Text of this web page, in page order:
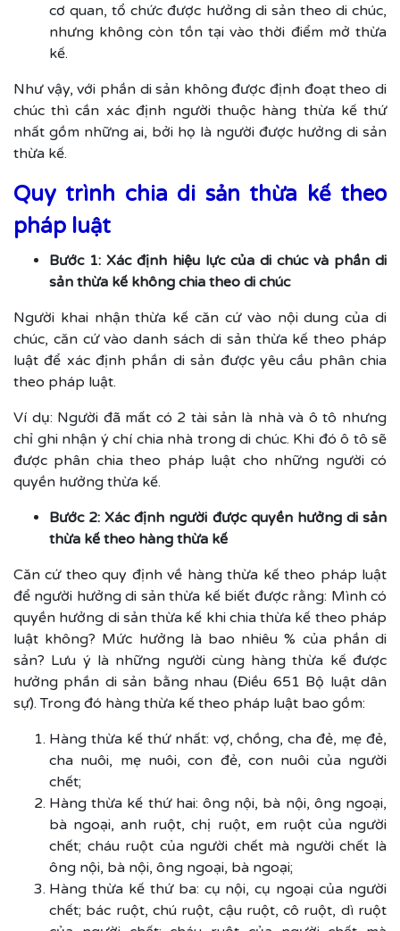
cơ quan, tổ chức được hưởng di sản theo di chúc,
nhưng không còn tồn tại vào thời điểm mở thừa
kế.
Như vậy, với phần di sản không được định đoạt theo di
chúc thì cần xác định người thuộc hàng thừa kế thứ
nhất gồm những ai, bởi họ là người được hưởng di sản
thừa kế.
Quy trình chia di sản thừa kế theo
pháp luật
Bước 1: Xác định hiệu lực của di chúc và phần di
sản thừa kế không chia theo di chúc
Người khai nhận thừa kế căn cứ vào nội dung của di
chúc, căn cứ vào danh sách di sản thừa kế theo pháp
luật để xác định phần di sản được yêu cầu phân chia
theo pháp luật.
Ví dụ: Người đã mất có 2 tài sản là nhà và ô tô nhưng
chỉ ghi nhận ý chí chia nhà trong di chúc. Khi đó ô tô sẽ
được phân chia theo pháp luật cho những người có
quyền hưởng thừa kế.
Bước 2: Xác định người được quyền hưởng di sản
thừa kế theo hàng thừa kế
Căn cứ theo quy định về hàng thừa kế theo pháp luật
để người hưởng di sản thừa kế biết được rằng: Mình có
quyền hưởng di sản thừa kế khi chia thừa kế theo pháp
luật không? Mức hưởng là bao nhiêu % của phần di
sản? Lưu ý là những người cùng hàng thừa kế được
hưởng phần di sản bằng nhau (Điều 651 Bộ luật dân
sự). Trong đó hàng thừa kế theo pháp luật bao gồm:
Hàng thừa kế thứ nhất: vợ, chồng, cha đẻ, mẹ đẻ,
cha nuôi, mẹ nuôi, con đẻ, con nuôi của người
chết;
Hàng thừa kế thứ hai: ông nội, bà nội, ông ngoại,
bà ngoại, anh ruột, chị ruột, em ruột của người
chết; cháu ruột của người chết mà người chết là
ông nội, bà nội, ông ngoại, bà ngoại;
Hàng thừa kế thứ ba: cụ nội, cụ ngoại của người
chết; bác ruột, chú ruột, cậu ruột, cô ruột, dì ruột